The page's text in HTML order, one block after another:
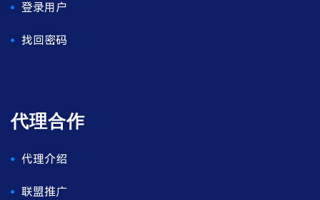
登录用户
找回密码
代理合作
代理介绍
联盟推广